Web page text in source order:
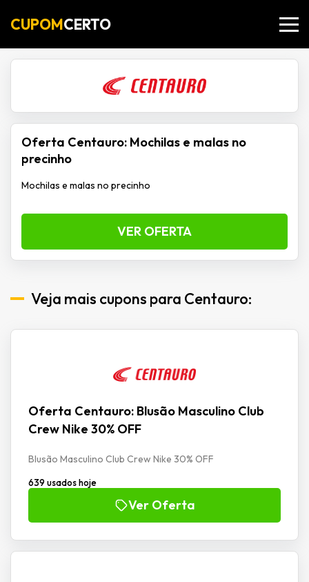
CUPOMCERTO
Oferta Centauro: Mochilas e malas no
precinho
Mochilas e malas no precinho
VER OFERTA
Veja mais cupons para Centauro:
Oferta Centauro: Blusão Masculino Club
Crew Nike 30% OFF
Blusão Masculino Club Crew Nike 30% OFF
639 usados hoje
Ver Oferta